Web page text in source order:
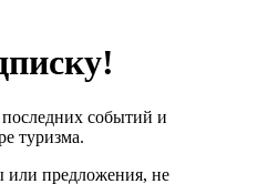
последних событий и
туризма.
или предложения, не